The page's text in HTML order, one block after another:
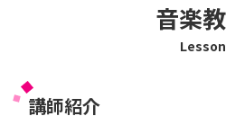
音楽
Lesson
講師紹介